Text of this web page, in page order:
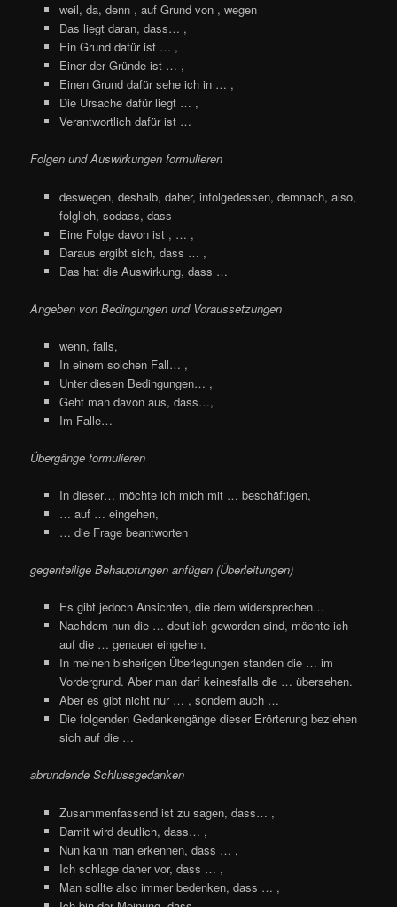
weil, da, denn , auf Grund von , wegen
Das liegt daran, dass… ,
Ein Grund dafür ist … ,
Einer der Gründe ist … ,
Einen Grund dafür sehe ich in … ,
Die Ursache dafür liegt … ,
Verantwortlich dafür ist …
Folgen und Auswirkungen formulieren
deswegen, deshalb, daher, infolgedessen, demnach, also,
folglich, sodass, dass
Eine Folge davon ist , … ,
Daraus ergibt sich, dass … ,
Das hat die Auswirkung, dass …
Angeben von Bedingungen und Voraussetzungen
wenn, falls,
In einem solchen Fall… ,
Unter diesen Bedingungen… ,
Geht man davon aus, dass…,
Im Falle…
Übergänge formulieren
In dieser… möchte ich mich mit … beschäftigen,
… auf … eingehen,
… die Frage beantworten
gegenteilige Behauptungen anfügen (Überleitungen)
Es gibt jedoch Ansichten, die dem widersprechen…
Nachdem nun die … deutlich geworden sind, möchte ich
auf die … genauer eingehen.
In meinen bisherigen Überlegungen standen die … im
Vordergrund. Aber man darf keinesfalls die … übersehen.
Aber es gibt nicht nur … , sondern auch …
Die folgenden Gedankengänge dieser Erörterung beziehen
sich auf die …
abrundende Schlussgedanken
Zusammenfassend ist zu sagen, dass… ,
Damit wird deutlich, dass… ,
Nun kann man erkennen, dass … ,
Ich schlage daher vor, dass … ,
Man sollte also immer bedenken, dass … ,